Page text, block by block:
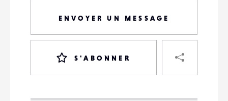
ENVOYER UN MESSAGE
S'ABONNER